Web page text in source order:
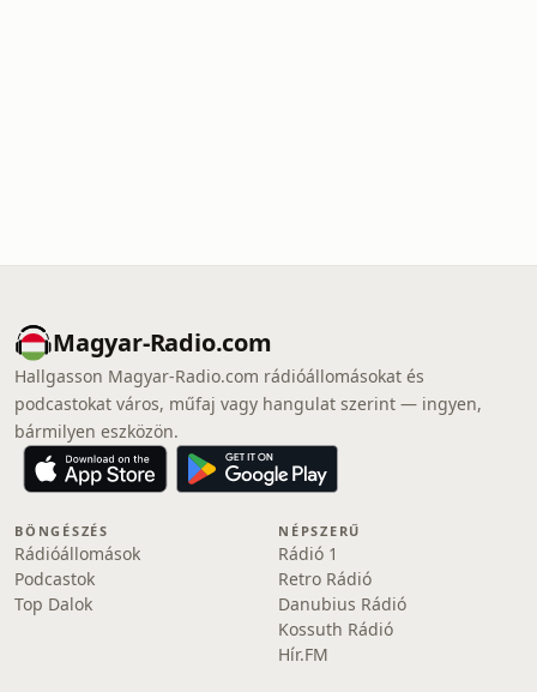
Magyar-Radio.com
Hallgasson Magyar-Radio.com rádióállomásokat és
podcastokat város, műfaj vagy hangulat szerint — ingyen,
bármilyen eszközön.
BÖNGÉSZÉS
Rádióállomások
Podcastok
Top Dalok
NÉPSZERŰ
Rádió 1
Retro Rádió
Danubius Rádió
Kossuth Rádió
Hír.FM